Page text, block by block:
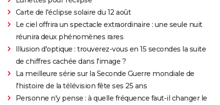
Carte de l'éclipse solaire du 12 août
Le ciel offrira un spectacle extraordinaire : une seule nuit
réunira deux phénomènes rares
Illusion d'optique : trouverez-vous en 15 secondes la suite
de chiffres cachée dans l'image ?
La meilleure série sur la Seconde Guerre mondiale de
l'histoire de la télévision fête ses 25 ans
Personne n'y pense : à quelle fréquence faut-il changer le